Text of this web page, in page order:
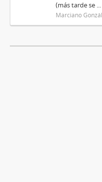
(más tarde se ...
Marciano